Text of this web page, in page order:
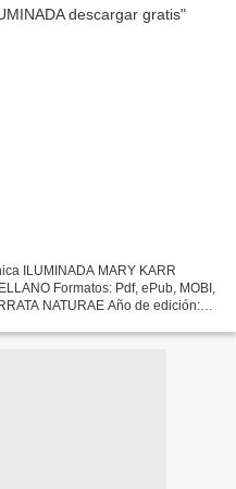
ILUMINADA MARY KARR
Formatos: Pdf, ePub, MOBI,
NATURAE Año de edición: